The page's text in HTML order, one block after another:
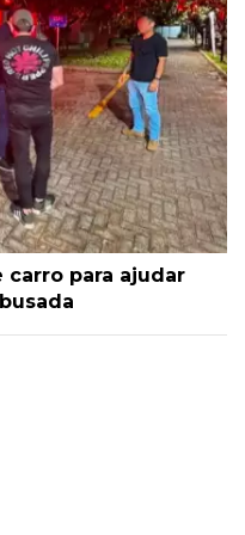
carro para ajudar